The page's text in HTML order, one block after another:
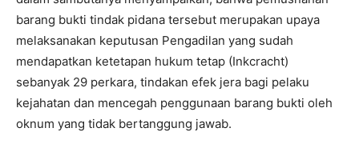
barang bukti tindak pidana tersebut merupakan upaya
melaksanakan keputusan Pengadilan yang sudah
mendapatkan ketetapan hukum tetap (Inkcracht)
sebanyak 29 perkara, tindakan efek jera bagi pelaku
kejahatan dan mencegah penggunaan barang bukti oleh
oknum yang tidak bertanggung jawab.